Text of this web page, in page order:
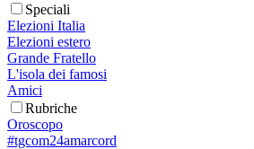
Speciali
Elezioni Italia
Elezioni estero
Grande Fratello
L'isola dei famosi
Amici
Rubriche
Oroscopo
#tgcom24amarcord